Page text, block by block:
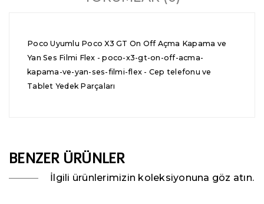
Poco Uyumlu Poco X3 GT On Off Açma Kapama ve
Yan Ses Filmi Flex - poco-x3-gt-on-off-acma-
kapama-ve-yan-ses-filmi-flex - Cep telefonu ve
Tablet Yedek Parçaları
BENZER ÜRÜNLER
İlgili ürünlerimizin koleksiyonuna göz atın.